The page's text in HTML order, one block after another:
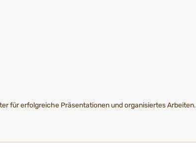
für erfolgreiche Präsentationen und organisiertes Arbeiten.